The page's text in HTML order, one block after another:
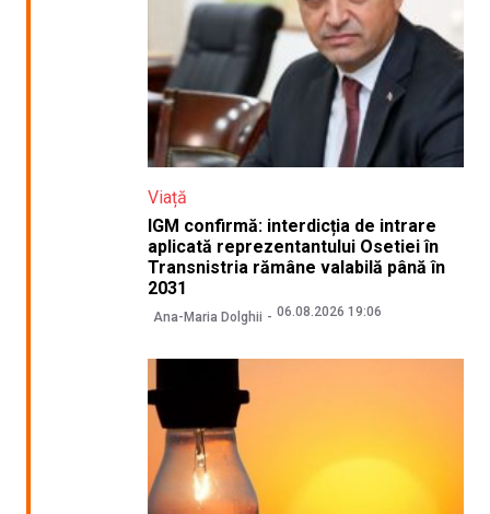
Viață
IGM confirmă: interdicția de intrare
aplicată reprezentantului Osetiei în
Transnistria rămâne valabilă până în
2031
Ana-Maria Dolghii 06.08.2026 19:06